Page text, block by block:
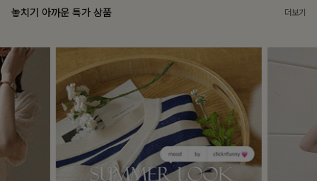
놓치기 아까운 특가 상품 더보기